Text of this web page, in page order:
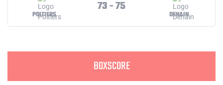
POITIERS
73 - 75
DENAIN
BOXSCORE